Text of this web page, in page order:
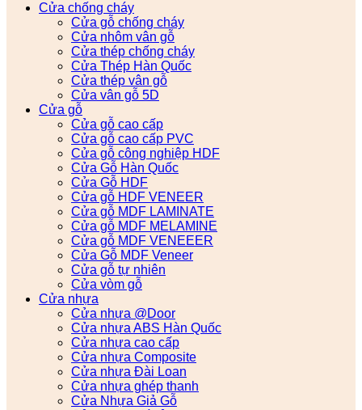
Cửa chống cháy
Cửa gỗ chống cháy
Cửa nhôm vân gỗ
Cửa thép chống cháy
Cửa Thép Hàn Quốc
Cửa thép vân gỗ
Cửa vân gỗ 5D
Cửa gỗ
Cửa gỗ cao cấp
Cửa gỗ cao cấp PVC
Cửa gỗ công nghiệp HDF
Cửa Gỗ Hàn Quốc
Cửa Gỗ HDF
Cửa gỗ HDF VENEER
Cửa gỗ MDF LAMINATE
Cửa gỗ MDF MELAMINE
Cửa gỗ MDF VENEEER
Cửa Gỗ MDF Veneer
Cửa gỗ tự nhiên
Cửa vòm gỗ
Cửa nhựa
Cửa nhựa @Door
Cửa nhựa ABS Hàn Quốc
Cửa nhựa cao cấp
Cửa nhựa Composite
Cửa nhựa Đài Loan
Cửa nhựa ghép thanh
Cửa Nhựa Giả Gỗ